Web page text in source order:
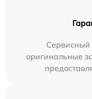
Сервисный
оригинальные